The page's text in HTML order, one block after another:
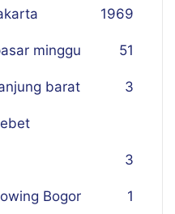
69
19
minggu 51
barat 3
3
Bogor 1